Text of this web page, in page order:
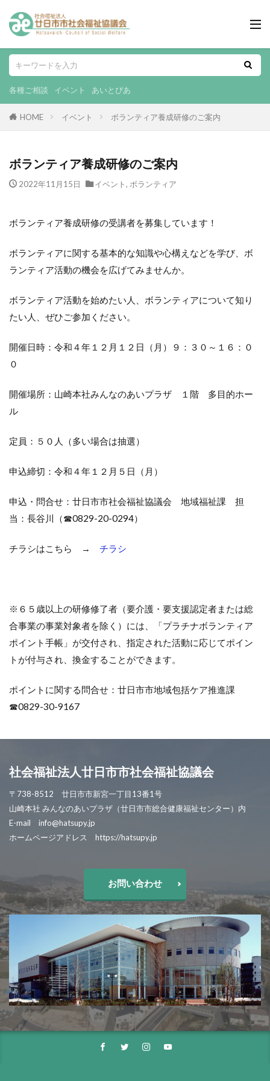
各種ご相談 イベント あいとぴあ
HOME イベント ボランティア養成研修のご案内
ボランティア養成研修のご案内
2022年11月15日 イベント, ボランティア
ボランティア養成研修の受講者を募集しています！
ボランティアに関する基本的な知識や心構えなどを学び、ボ
ランティア活動の機会を広げてみませんか。
ボランティア活動を始めたい人、ボランティアについて知り
たい人、ぜひご参加ください。
開催日時：令和４年１２月１２日（月）９：３０～１６：０
０
開催場所：山崎本社みんなのあいプラザ １階 多目的ホー
ル
定員：５０人（多い場合は抽選）
申込締切：令和４年１２月５日（月）
申込・問合せ：廿日市市社会福祉協議会 地域福祉課 担
当：長谷川（☎0829-20-0294）
チラシはこちら → チラシ
※６５歳以上の研修修了者（要介護・要支援認定者または総
合事業の事業対象者を除く）には、「プラチナボランティア
ポイント手帳」が交付され、指定された活動に応じてポイン
トが付与され、換金することができます。
ポイントに関する問合せ：廿日市市地域包括ケア推進課
☎0829-30-9167
社会福祉法人廿日市市社会福祉協議会
〒738-8512 廿日市市新宮一丁目13番1号
山崎本社 みんなのあいプラザ（廿日市市総合健康福祉センター）内
E-mail info@hatsupy.jp
ホームページアドレス https://hatsupy.jp
お問い合わせ